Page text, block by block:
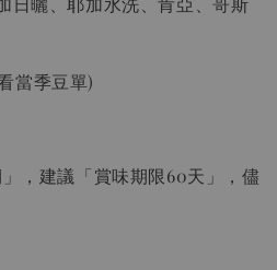
當季豆單)
，建議「賞味期限60天」，儘